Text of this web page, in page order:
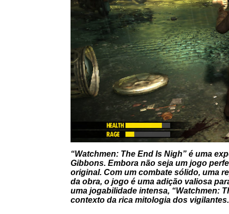
“Watchmen: The End Is Nigh” é uma
Gibbons. Embora não seja um jogo
original. Com um combate sólido, uma
da obra, o jogo é uma adição valiosa
uma jogabilidade intensa, “Watchmen:
contexto da rica mitologia dos vigilantes.